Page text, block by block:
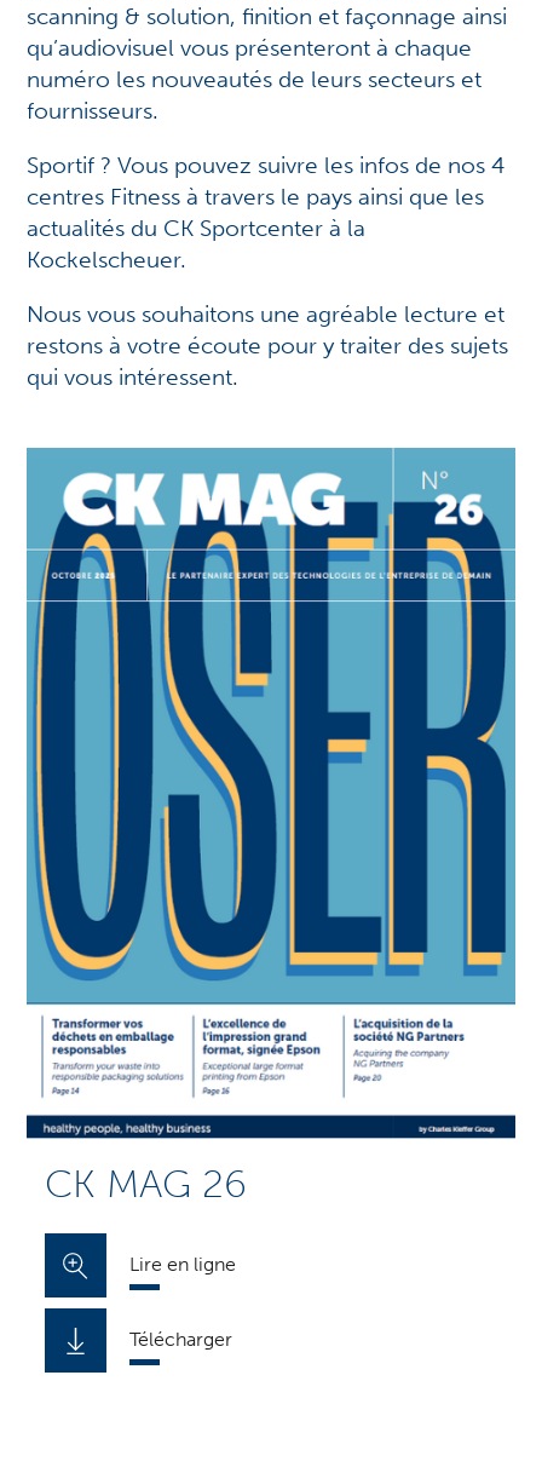
scanning & solution, finition et façonnage ainsi
qu’audiovisuel vous présenteront à chaque
numéro les nouveautés de leurs secteurs et
fournisseurs.
Sportif ? Vous pouvez suivre les infos de nos4
centres Fitness à travers le pays ainsi que les
actualités du CK Sportcenter à la
Kockelscheuer.
Nous vous souhaitons une agréable lecture et
restons à votre écoute pour y traiter des sujets
qui vous intéressent.
CK MAG 26
Lire en ligne
Télécharger